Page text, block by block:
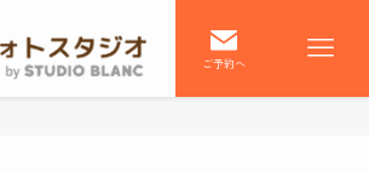
ご予約へ